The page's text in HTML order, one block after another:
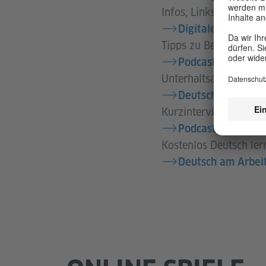
Infos, Links und
Digitaler Campus
Tipps zu Bewerbung,
Podcast:
Unterhaltsam
Deutschlernreise
Kurzinterviews mit
Podcast „kurz &
Kostenlos Deutsch
Deutsch am